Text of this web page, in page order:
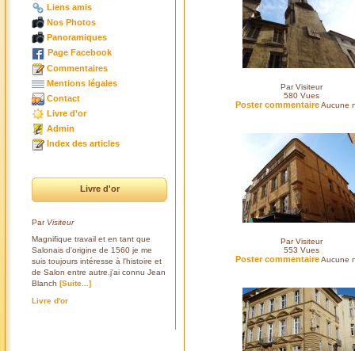
Liens amis
Nos Photos
Panoramiques
Page Facebook
Commentaires
Mentions légales
Contact
Livre d'or
Admin
Index des articles
Livre d'or
Par Visiteur
Magnifique travail et en tant que
Salonais d'origine de 1560 je me
suis toujours intéresse à l'histoire et
de Salon entre autre.j'ai connu Jean
Blanch [Suite...]
Livre d'or
Par Visiteur
580 Vues
Poster commentaireAucune
Par Visiteur
553 Vues
Poster commentaireAucune